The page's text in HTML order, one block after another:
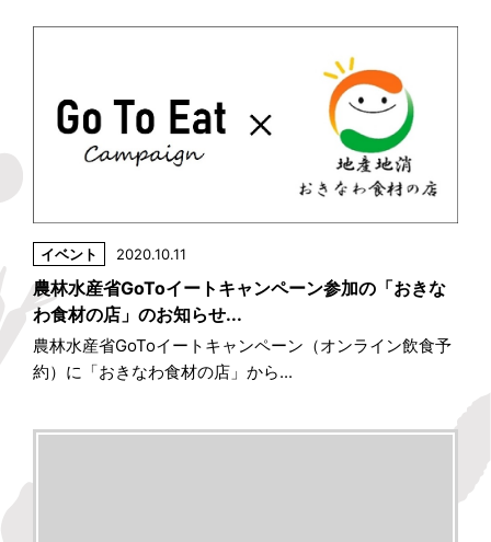
イベント 2020.10.11
農林水産省GoToイートキャンペーン参加の「おきな
わ食材の店」のお知らせ...
農林水産省GoToイートキャンペーン（オンライン飲食予
約）に「おきなわ食材の店」から...